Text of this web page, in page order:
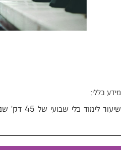
כללי:
לימוד כלי שבועי של 45 דק' שנה ב' ומעלה